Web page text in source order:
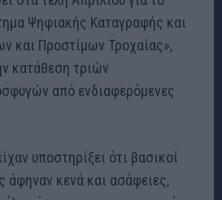
Ψηφιακής Καταγραφής και
και Προστίμων Τροχαίας»,
κατάθεση τριών
από ενδιαφερόμενες
υποστηρίξει ότι βασικοί
άφηναν κενά και ασάφειες,